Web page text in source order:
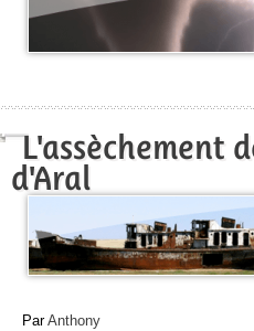
L'assèchement
d'Aral
ParAnthony